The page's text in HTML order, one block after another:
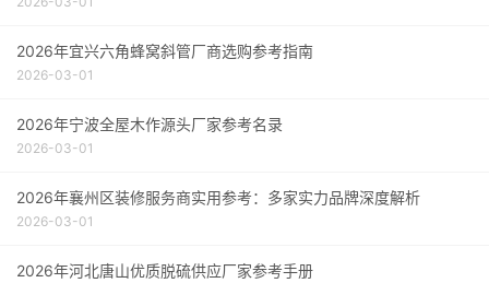
2026年宜兴六角蜂窝斜管厂商选购参考指南
2026-03-01
2026年宁波全屋木作源头厂家参考名录
2026-03-01
2026年襄州区装修服务商实用参考：多家实力品牌深度解析
2026-03-01
2026年河北唐山优质脱硫供应厂家参考手册